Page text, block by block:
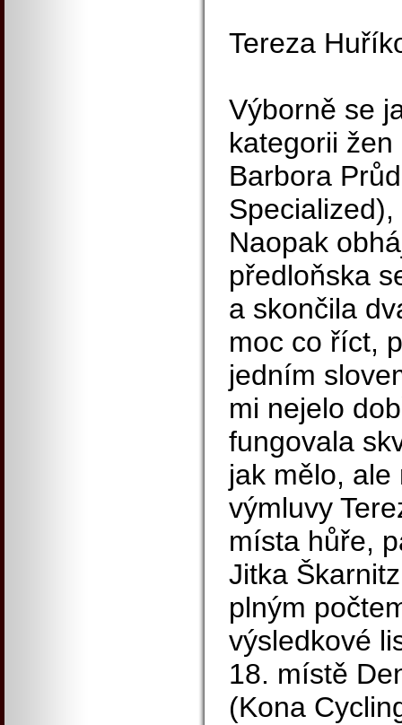
Tereza
Výborně se
kategorii
Barbora
Naopak
předloňska
a skončila
moc co říct,
jedním
mi nejelo
fungovala
jak mělo, ale
výmluvy
místa hůře,
Jitka
plným
výsledkové
18. místě
(Kona